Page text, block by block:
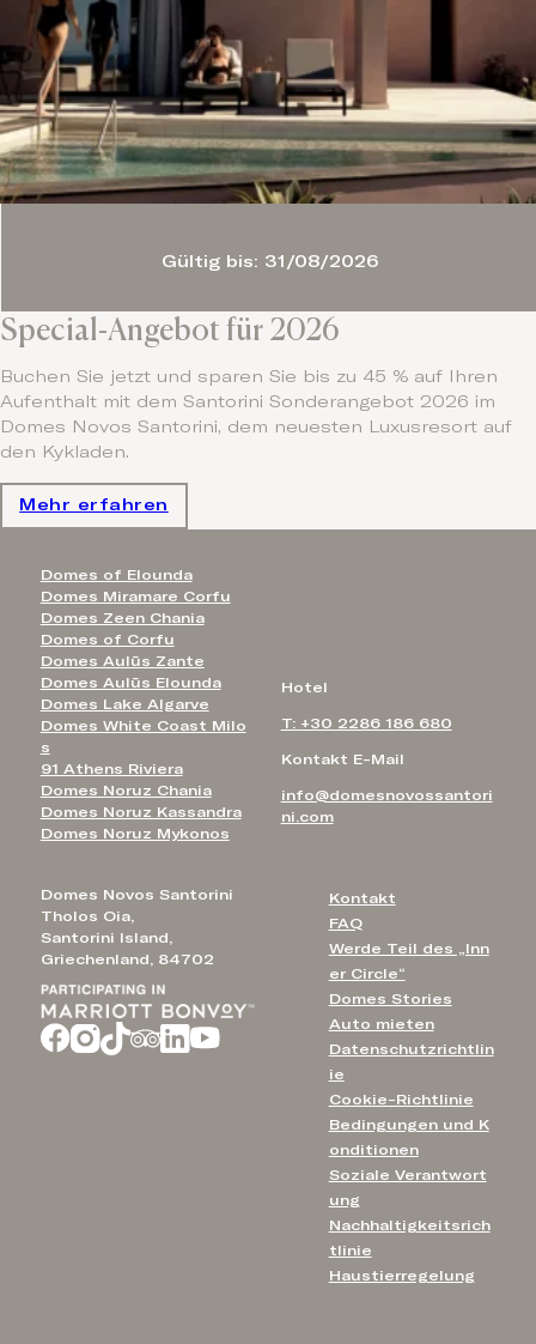
Special-Angebot für 2026
Buchen Sie jetzt und sparen Sie bis zu 45 % auf Ihren
Aufenthalt mit dem Santorini Sonderangebot 2026 im
Domes Novos Santorini, dem neuesten Luxusresort auf
den Kykladen.
Mehr erfahren
Gültig bis: 31/08/2026
Domes Novos Santorini
Tholos Oia,
Santorini Island,
Griechenland, 84702
Kontakt
FAQ
Werde Teil des „Inn
er Circle“
Domes Stories
Auto mieten
Datenschutzrichtlin
ie
Cookie-Richtlinie
Bedingungen und K
onditionen
Soziale Verantwort
ung
Nachhaltigkeitsrich
tlinie
Haustierregelung
Hotel
T: +30 2286 186 680
Kontakt E-Mail
info@domesnovossantori
ni.com
Domes of Elounda
Domes Miramare Corfu
Domes Zeen Chania
Domes of Corfu
Domes Aulūs Zante
Domes Aulūs Elounda
Domes Lake Algarve
Domes White Coast Milo
s
91 Athens Riviera
Domes Noruz Chania
Domes Noruz Kassandra
Domes Noruz Mykonos